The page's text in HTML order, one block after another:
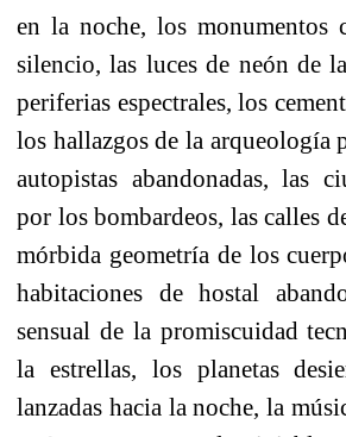
en la noche, los monumentos
silencio, las luces de neón de
periferias espectrales, los
los hallazgos de la arqueología
autopistas abandonadas, las
por los bombardeos, las calles
mórbida geometría de los
habitaciones de hostal
sensual de la promiscuidad
la estrellas, los planetas
lanzadas hacia la noche, la